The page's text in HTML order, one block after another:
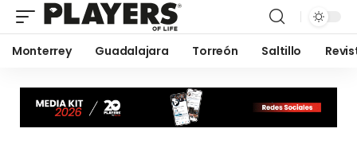
Monterrey Guadalajara Torreón Saltillo